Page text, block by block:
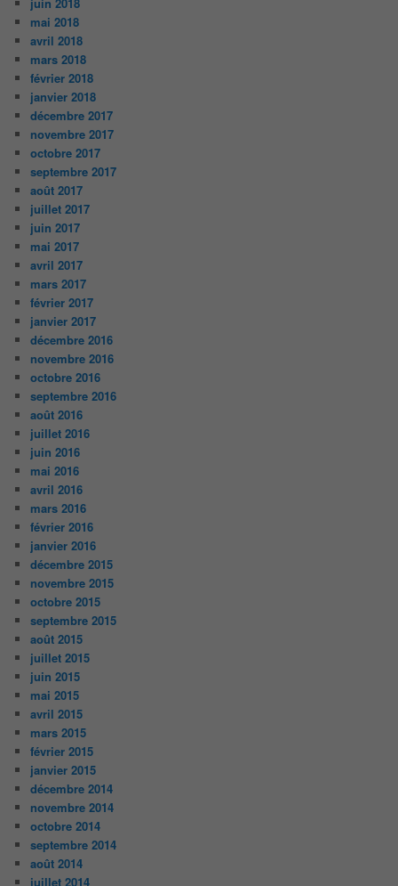
juin 2018
mai 2018
avril 2018
mars 2018
février 2018
janvier 2018
décembre 2017
novembre 2017
octobre 2017
septembre 2017
août 2017
juillet 2017
juin 2017
mai 2017
avril 2017
mars 2017
février 2017
janvier 2017
décembre 2016
novembre 2016
octobre 2016
septembre 2016
août 2016
juillet 2016
juin 2016
mai 2016
avril 2016
mars 2016
février 2016
janvier 2016
décembre 2015
novembre 2015
octobre 2015
septembre 2015
août 2015
juillet 2015
juin 2015
mai 2015
avril 2015
mars 2015
février 2015
janvier 2015
décembre 2014
novembre 2014
octobre 2014
septembre 2014
août 2014
juillet 2014